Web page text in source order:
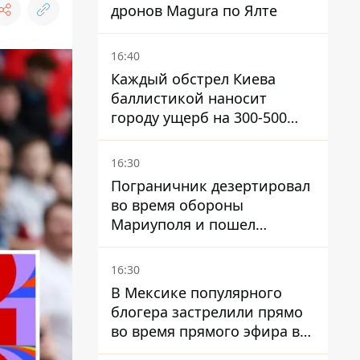
дронов Magura по Ялте
16:40
Каждый обстрел Киева
баллистикой наносит
городу ущерб на 300-500
миллионов - Петр
Пантелеев
16:30
Пограничник дезертировал
во время обороны
Мариуполя и пошел
служить в "ДНР" – ему
объявили подозрение,
16:30
В Мексике популярного
блогера застрелили прямо
во время прямого эфира в
TikTok